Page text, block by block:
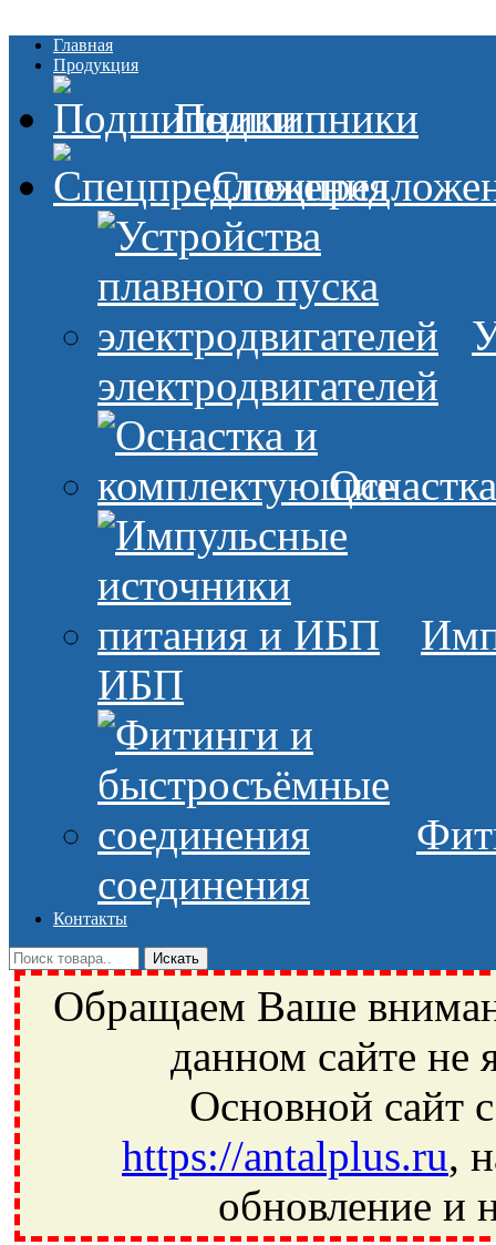
Главная
Продукция
Подшипники
электродвигателей
ИБП
соединения
Контакты
Обращаем Ваше
данном сайте не
Основной сайт
https://antalplus.ru,
обновление и